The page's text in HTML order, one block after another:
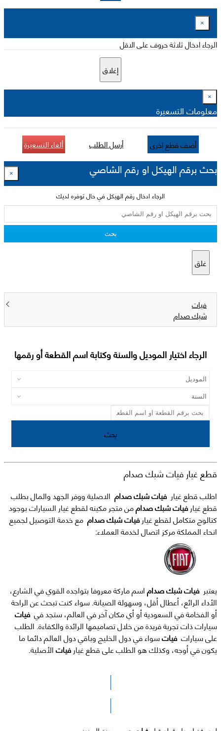
×
الرجاء ادخال ثلاثة حروف على الاقل
إغلاق
×
معلومات التسعيرة
أضف قطع اخرى أرسل الطلب ألغاء التسعيرة
بحث برقم الهيكل او رقم الشاصي ×
الرجاء ادخال رقم الهيكل في حال توفره لديك
بحث
غلق
فيات
شبك صدام
الرجاء اختيار الموديل والسنة وكتابة اسم القطعة أو رقمها
بحث
قطع غيار فيات شبك صدام
اطلب قطع غيار فيات شبك صدام
الاصلية ووفر الجهد والمال بطلب
قطع غيارفيات شبك صداممن متجر مكينه لقطع غيار السيارات بوجود
كتالوج متكامل لقطع غيارفيات شبك صدام مع خدمة التوصيل لجميع
انحاء المملكة مركز اتصال لخدمة العملاء:
يعتبرفيات شبك صداماسم ماركة معروفا بتواجده القوي في الشارع،
الأداء الرائع، أعطال أقل، وسهولة الصيانة. سواء كنت تبحث عن الراحة
أو الفخامة في السعودية أو أي مكان آخر في العالم، ستجد فيفيات
سيارات ذات تجربة فريدة من خلال تصاميمها الرائدة والكفاءة. الطلب
على سياراتفياتسواء في دول الخليج وباقي دول العالم دائما ما
يكون في أوجه، وكذلك هو الطلب على قطع غيارفياتالأصلية.
الرجاء الضغط هنا للوصول لصفحة البحث